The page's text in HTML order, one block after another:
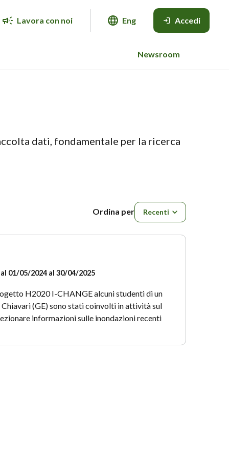
Lavora con noi Eng Accedi
Newsroom
dati, fondamentale per la ricerca
Ordina perOrdina per
01/05/2024 al 30/04/2025
H2020 I-CHANGE alcuni studenti di un
(GE) sono stati coinvolti in attività sul
informazioni sulle inondazioni recenti